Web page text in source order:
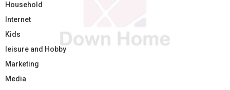
Household
Internet
Kids
leisure and Hobby
Marketing
Media